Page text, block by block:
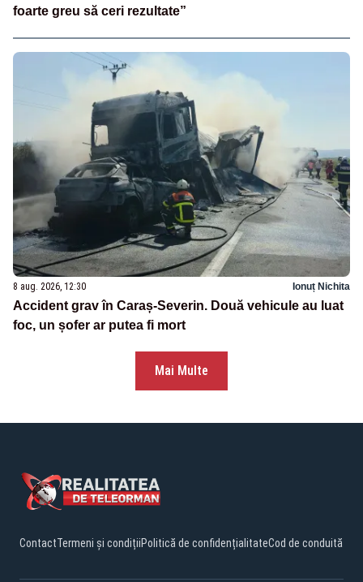
foarte greu să ceri rezultate”
8 aug. 2026, 12:30 Ionuț Nichita
Accident grav în Caraș-Severin. Două vehicule au luat
foc, un șofer ar putea fi mort
Mai Multe
ContactTermeni și condițiiPolitică de confidențialitateCod de conduită